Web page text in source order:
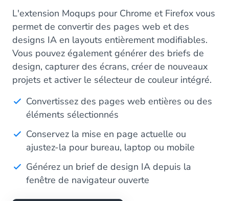
L'extension Moqups pour Chrome et Firefox vous
permet de convertir des pages web et des
designs IA en layouts entièrement modifiables.
Vous pouvez également générer des briefs de
design, capturer des écrans, créer de nouveaux
projets et activer le sélecteur de couleur intégré.
Convertissez des pages web entières ou des
éléments sélectionnés
Conservez la mise en page actuelle ou
ajustez-la pour bureau, laptop ou mobile
Générez un brief de design IA depuis la
fenêtre de navigateur ouverte